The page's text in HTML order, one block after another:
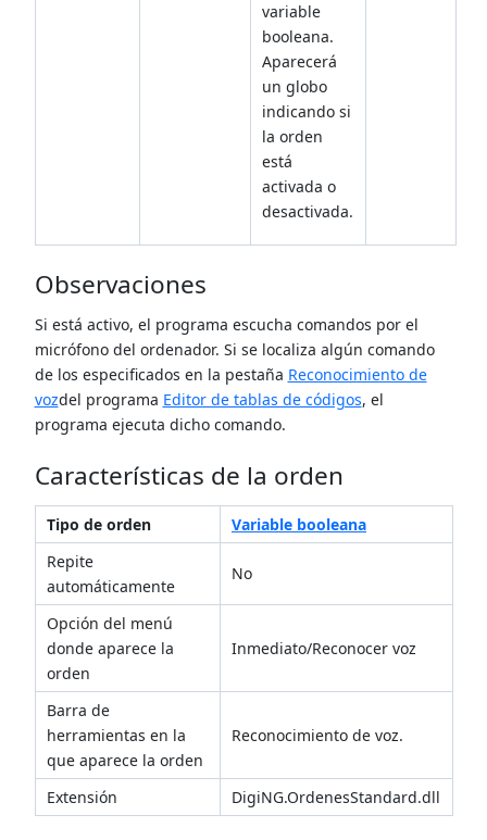
variable
booleana.
Aparecerá
un globo
indicando si
la orden
está
activada o
desactivada.
Observaciones
Si está activo, el programa escucha comandos por el
micrófono del ordenador. Si se localiza algún comando
de los especificados en la pestaña Reconocimiento de
vozdel programa Editor de tablas de códigos, el
programa ejecuta dicho comando.
Características de la orden
Tipo de orden
Variable booleana
Repite
automáticamente
No
Opción del menú
donde aparece la
orden
Inmediato/Reconocer voz
Barra de
herramientas en la
que aparece la orden
Reconocimiento de voz.
Extensión DigiNG.OrdenesStandard.dll